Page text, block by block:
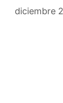
diciembre